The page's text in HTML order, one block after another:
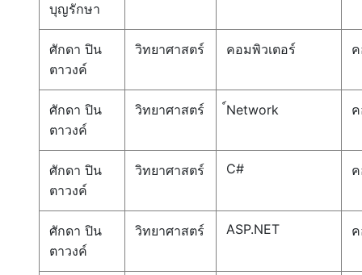
บุญรักษา
ศักดา ปิน
ตาวงค์
วิทยาศาสตร์ คอมพิวเตอร์
ศักดา ปิน
ตาวงค์
วิทยาศาสตร์ ์Network
ศักดา ปิน
ตาวงค์
วิทยาศาสตร์ C#
ศักดา ปิน
ตาวงค์
วิทยาศาสตร์ ASP.NET